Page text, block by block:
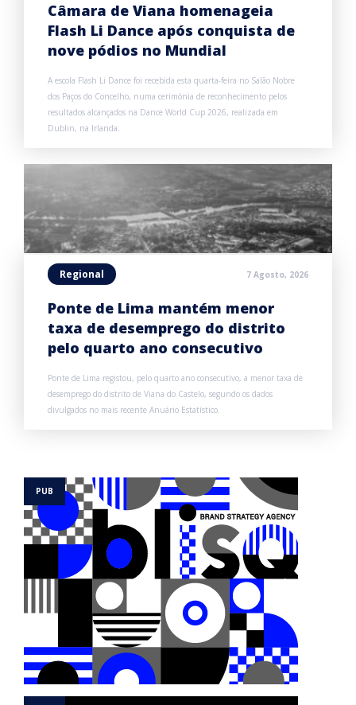
Câmara de Viana homenageia
Flash Li Dance após conquista de
nove pódios no Mundial
A escola Flash Li Dance foi recebida esta quarta-feira no Salão Nobre
dos Paços do Concelho, numa cerimónia de reconhecimento pelos
resultados alcançados na Dance World Cup 2026, realizada em
Dublin, na Irlanda.
Regional 7 Agosto, 2026
Ponte de Lima mantém menor
taxa de desemprego do distrito
pelo quarto ano consecutivo
Ponte de Lima registou, pelo quarto ano consecutivo, a menor taxa de
desemprego do distrito de Viana do Castelo, segundo os dados
divulgados no mais recente Anuário Estatístico.